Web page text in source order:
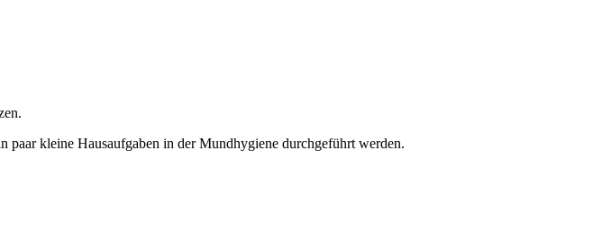
paar kleine Hausaufgaben in der Mundhygiene durchgeführt werden.